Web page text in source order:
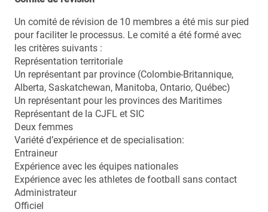
Un comité de révision de 10 membres a été mis sur pied
pour faciliter le processus. Le comité a été formé avec
les critères suivants :
Représentation territoriale
Un représentant par province (Colombie-Britannique,
Alberta, Saskatchewan, Manitoba, Ontario, Québec)
Un représentant pour les provinces des Maritimes
Représentant de la CJFL et SIC
Deux femmes
Variété d’expérience et de specialisation:
Entraineur
Expérience avec les équipes nationales
Expérience avec les athletes de football sans contact
Administrateur
Officiel